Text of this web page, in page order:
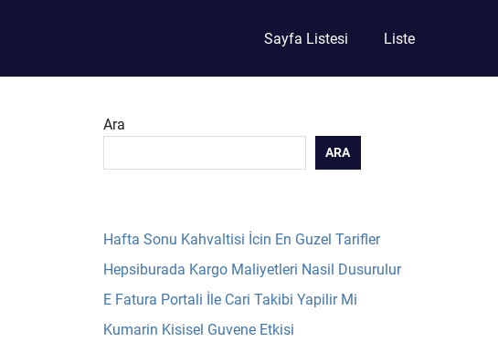
Sayfa Listesi Liste
Ara
ARA
Hafta Sonu Kahvaltisi İcin En Guzel Tarifler
Hepsiburada Kargo Maliyetleri Nasil Dusurulur
E Fatura Portali İle Cari Takibi Yapilir Mi
Kumarin Kisisel Guvene Etkisi